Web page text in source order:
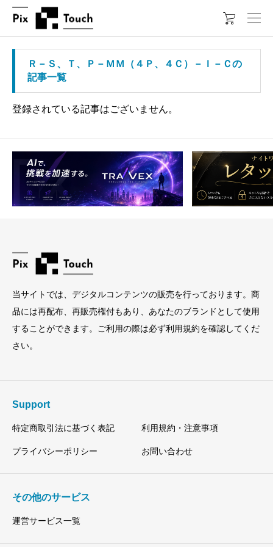

Ｒ－Ｓ、Ｔ、Ｐ－ＭＭ（４Ｐ、４Ｃ）－Ｉ－Ｃの
記事一覧
登録されている記事はございません。
当サイトでは、デジタルコンテンツの販売を行っております。商
品には再配布、再販売権付もあり、あなたのブランドとして使用
することができます。ご利用の際は必ず利用規約を確認してくだ
さい。
Support
特定商取引法に基づく表記 利用規約・注意事項
プライバシーポリシー お問い合わせ
その他のサービス
運営サービス一覧